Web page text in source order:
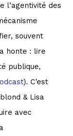
l’agentivité des
souvent
honte : lire
publique,
). C’est
& Lisa
avec